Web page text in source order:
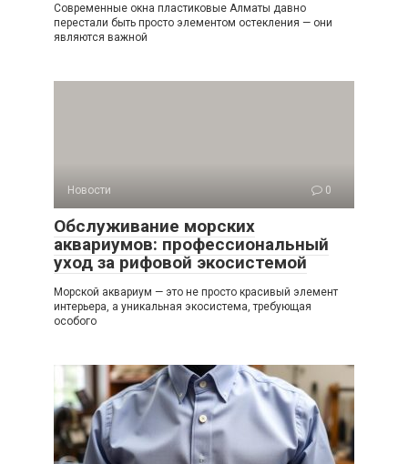
Современные окна пластиковые Алматы давно
перестали быть просто элементом остекления — они
являются важной
Новости 0
Обслуживание морских
аквариумов: профессиональный
уход за рифовой экосистемой
Морской аквариум — это не просто красивый элемент
интерьера, а уникальная экосистема, требующая
особого